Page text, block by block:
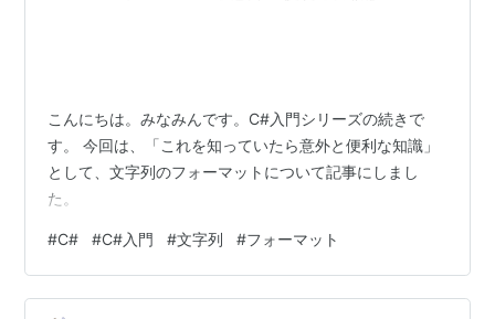
こんにちは。みなみんです。C#入門シリーズの続きで
す。 今回は、「これを知っていたら意外と便利な知識」
として、文字列のフォーマットについて記事にしまし
た。
#C# #C#入門 #文字列 #フォーマット